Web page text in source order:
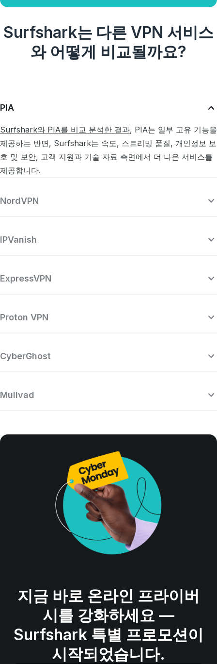
Surfshark는 다른 VPN 서비스
와 어떻게 비교될까요?
PIA
Surfshark와 PIA를 비교 분석한 결과, PIA는 일부 고유 기능을
제공하는 반면, Surfshark는 속도, 스트리밍 품질, 개인정보 보
호 및 보안, 고객 지원과 기술 자료 측면에서 더 나은 서비스를
제공합니다.
NordVPN
IPVanish
ExpressVPN
Proton VPN
CyberGhost
Mullvad
지금 바로 온라인 프라이버
시를 강화하세요 —
Surfshark 특별 프로모션이
시작되었습니다.